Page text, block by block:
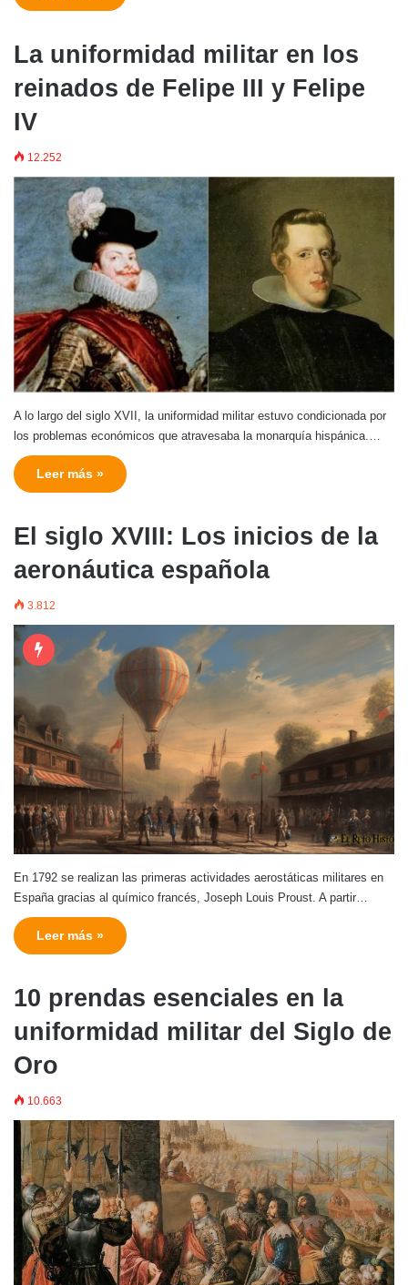
La uniformidad militar en los
reinados de Felipe III y Felipe
IV
12.252
A lo largo del siglo XVII, la uniformidad militar estuvo condicionada por
los problemas económicos que atravesaba la monarquía hispánica.…
Leer más »
El siglo XVIII: Los inicios de la
aeronáutica española
3.812
En 1792 se realizan las primeras actividades aerostáticas militares en
España gracias al químico francés, Joseph Louis Proust. A partir…
Leer más »
10 prendas esenciales en la
uniformidad militar del Siglo de
Oro
10.663